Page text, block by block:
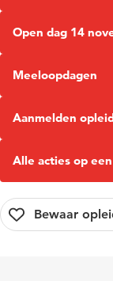
Open dag 14
Meeloopdagen
Aanmelden
Alle acties op